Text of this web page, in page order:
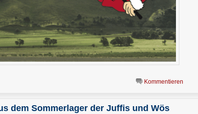
Kommentieren
dem Sommerlager der Juffis und Wös